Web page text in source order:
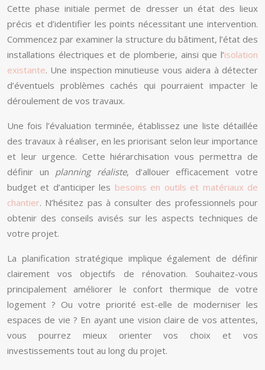
Cette phase initiale permet de dresser un état des lieux
précis et d’identifier les points nécessitant une intervention.
Commencez par examiner la structure du bâtiment, l’état des
installations électriques et de plomberie, ainsi que l’isolation
existante. Une inspection minutieuse vous aidera à détecter
d’éventuels problèmes cachés qui pourraient impacter le
déroulement de vos travaux.
Une fois l’évaluation terminée, établissez une liste détaillée
des travaux à réaliser, en les priorisant selon leur importance
et leur urgence. Cette hiérarchisation vous permettra de
définir un planning réaliste, d’allouer efficacement votre
budget et d’anticiper les besoins en outils et matériaux de
chantier. N’hésitez pas à consulter des professionnels pour
obtenir des conseils avisés sur les aspects techniques de
votre projet.
La planification stratégique implique également de définir
clairement vos objectifs de rénovation. Souhaitez-vous
principalement améliorer le confort thermique de votre
logement ? Ou votre priorité est-elle de moderniser les
espaces de vie ? En ayant une vision claire de vos attentes,
vous pourrez mieux orienter vos choix et vos
investissements tout au long du projet.